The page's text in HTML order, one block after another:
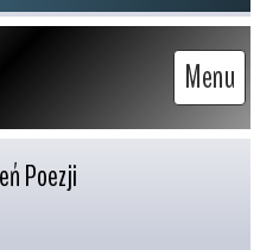
Menu
Poezji